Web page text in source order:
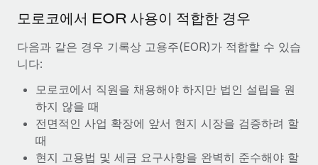
법인 설립을 빠르고 준법적으로 지원
글로벌 인재 이동 및 전근
직원 해외 이전을 간편하게 처리
복리후생
손쉬운 직원 복리후생 관리
트너십을 맺은 Reverse Tech
Reverse Tech 한눈에 보기 건강 및 웰니스 스타트업인 Reverse
Tech는 Remote와 파트너십을 맺고 글로벌 계약직 인력 및 미국
급여 관리를 통해 국제 노동법...
자세히 알아보기
세금
블로그 둘러보기
블로그
Remote 제품 관련 소식: Gusto 및 Xero와의 통합과
Remote Contractor Management Plus
모로코에서 EOR 사용이 적합한 경우
다음과 같은 경우 기록상 고용주(EOR)가 적합할 수 있습
니다:
모로코에서 직원을 채용해야 하지만 법인 설립을 원
하지 않을 때
전면적인 사업 확장에 앞서 현지 시장을 검증하려 할
때
현지 고용법 및 세금 요구사항을 완벽히 준수해야 할